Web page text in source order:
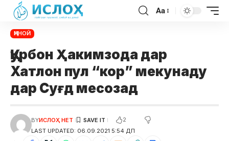
Aa
ҶИНОӢ
Қурбон Ҳакимзода дар
Хатлон пул “кор” мекунаду
дар Суғд месозад
LAST UPDATED: 06.09.2021 5:54 ДП
BYИСЛОҲ НЕТ 2